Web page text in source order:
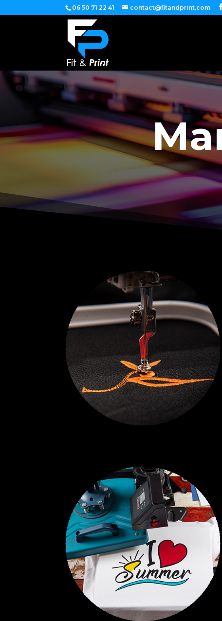
06 50 71 22 41 contact@fitandprint.com